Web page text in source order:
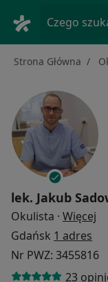
Czego
Strona Główna
lek. Jakub
Okulista · Więcej
Gdańsk 1 adres
Nr PWZ: 3455816
23